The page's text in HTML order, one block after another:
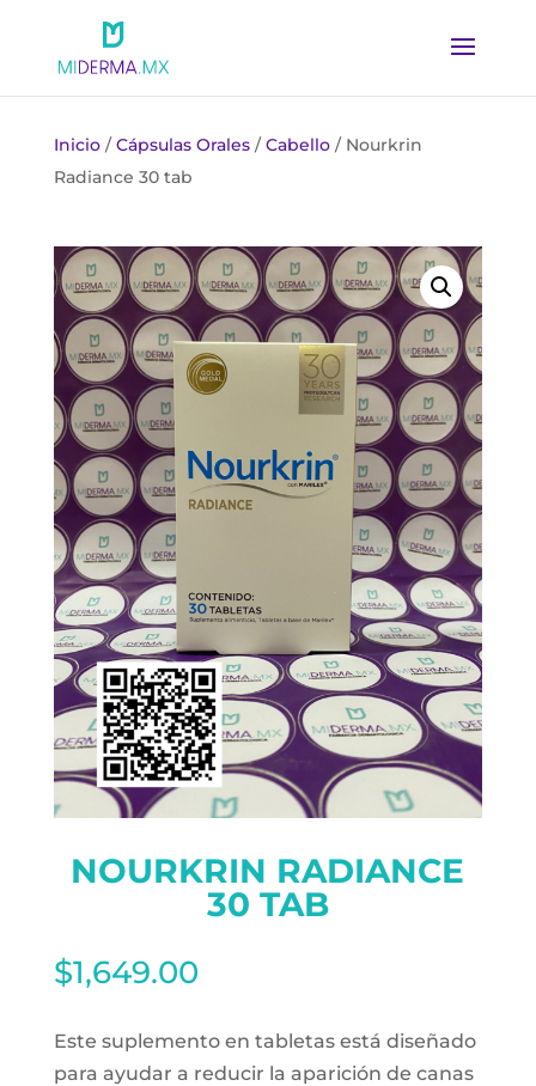
Inicio/Cápsulas Orales/Cabello/ Nourkrin
Radiance 30 tab
NOURKRIN RADIANCE
30 TAB
$1,649.00
Este suplemento en tabletas está diseñado
para ayudar a reducir la aparición de canas